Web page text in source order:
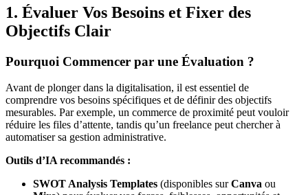
1. Évaluer Vos Besoins et Fixer des
Objectifs Clair
Pourquoi Commencer par une Évaluation ?
Avant de plonger dans la digitalisation, il est essentiel de
comprendre vos besoins spécifiques et de définir des objectifs
mesurables. Par exemple, un commerce de proximité peut vouloir
réduire les files d’attente, tandis qu’un freelance peut chercher à
automatiser sa gestion administrative.
Outils d’IA recommandés :
SWOT Analysis Templates (disponibles surCanva ou